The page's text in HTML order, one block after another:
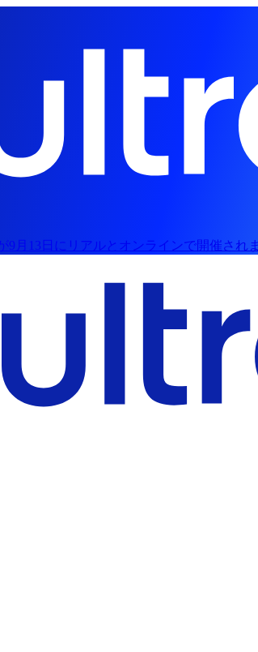
月13日にリアルとオンラインで開催されま